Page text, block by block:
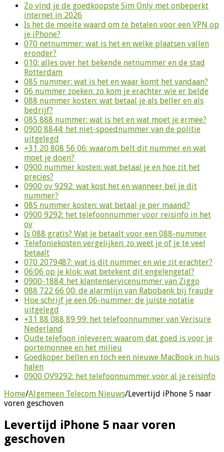
Zo vind je de goedkoopste Sim Only met onbeperkt
internet in 2026
Is het de moeite waard om te betalen voor een VPN op
je iPhone?
070 netnummer: wat is het en welke plaatsen vallen
eronder?
010: alles over het bekende netnummer en de stad
Rotterdam
085 nummer: wat is het en waar komt het vandaan?
06 nummer zoeken: zo kom je erachter wie er belde
088 nummer kosten: wat betaal je als beller en als
bedrijf?
085 888 nummer: wat is het en wat moet je ermee?
0900 8844: het niet-spoednummer van de politie
uitgelegd
+31 20 808 56 06: waarom belt dit nummer en wat
moet je doen?
0900 nummer kosten: wat betaal je en hoe zit het
precies?
0900 ov 9292: wat kost het en wanneer bel je dit
nummer?
085 nummer kosten: wat betaal je per maand?
0900 9292: het telefoonnummer voor reisinfo in het
ov
Is 088 gratis? Wat je betaalt voor een 088-nummer
Telefoniekosten vergelijken: zo weet je of je te veel
betaalt
070 2079487: wat is dit nummer en wie zit erachter?
06:06 op je klok: wat betekent dit engelengetal?
0900-1884: het klantenservicenummer van Ziggo
088 722 66 00: de alarmlijn van Rabobank bij fraude
Hoe schrijf je een 06-nummer: de juiste notatie
uitgelegd
+31 88 088 89 99: het telefoonnummer van Verisure
Nederland
Oude telefoon inleveren: waarom dat goed is voor je
portemonnee en het milieu
Goedkoper bellen en toch een nieuwe MacBook in huis
halen
0900 OV9292: het telefoonnummer voor al je reisinfo
Home/Algemeen Telecom Nieuws/Levertijd iPhone 5 naar
voren geschoven
Levertijd iPhone 5 naar voren
geschoven